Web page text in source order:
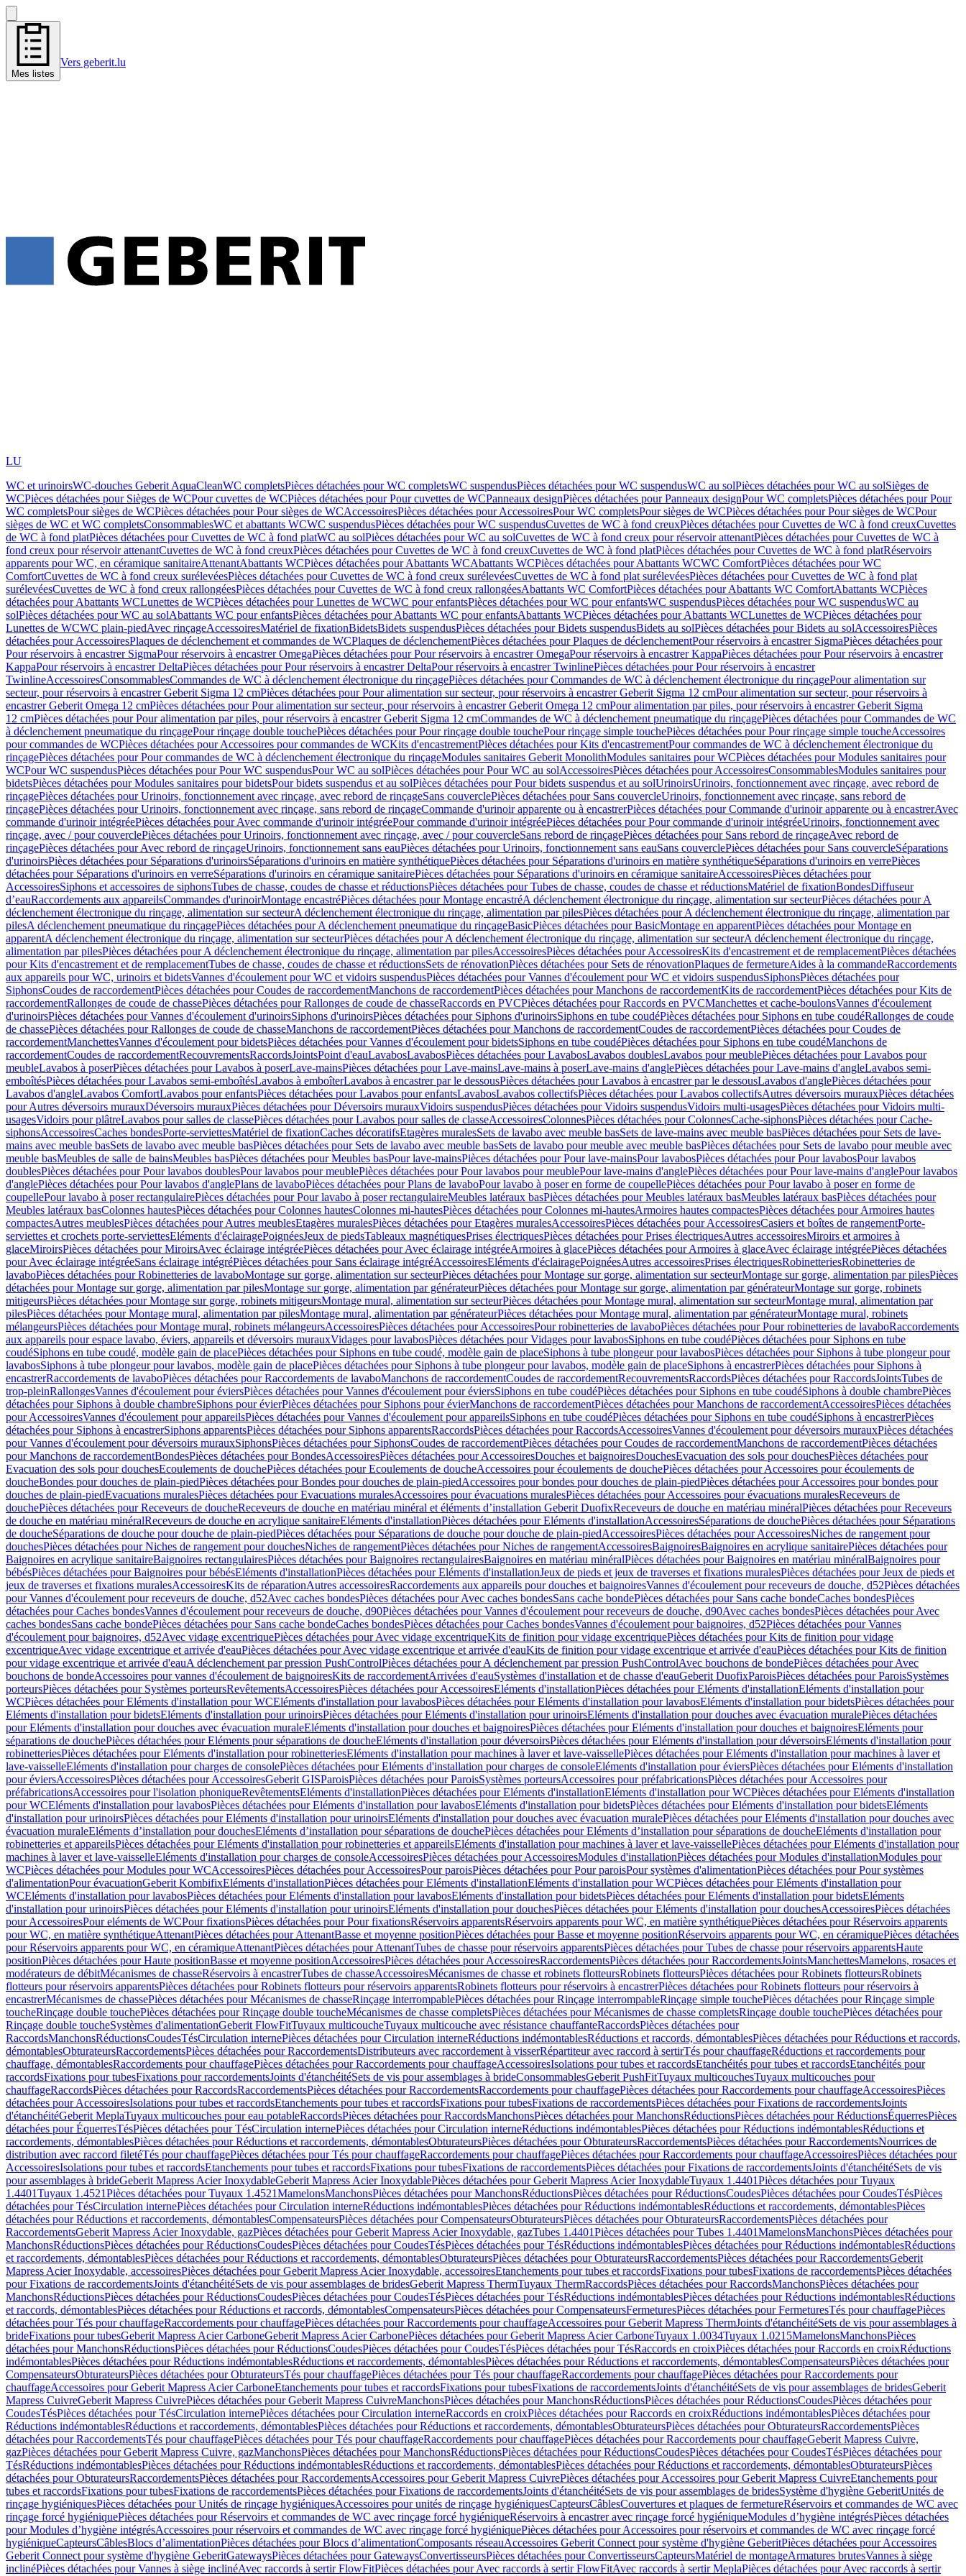
Mes listes
Vers geberit.lu
LU
WC et urinoirsWC-douches Geberit AquaCleanWC completsPièces détachées pour WC completsWC suspendusPièces détachées pour WC suspendusWC au solPièces détachées pour WC au solSièges de
WCPièces détachées pour Sièges de WCPour cuvettes de WCPièces détachées pour Pour cuvettes de WCPanneaux designPièces détachées pour Panneaux designPour WC completsPièces détachées pour Pour
WC completsPour sièges de WCPièces détachées pour Pour sièges de WCAccessoiresPièces détachées pour AccessoiresPour WC completsPour sièges de WCPièces détachées pour Pour sièges de WCPour
sièges de WC et WC completsConsommablesWC et abattants WCWC suspendusPièces détachées pour WC suspendusCuvettes de WC à fond creuxPièces détachées pour Cuvettes de WC à fond creuxCuvettes
de WC à fond platPièces détachées pour Cuvettes de WC à fond platWC au solPièces détachées pour WC au solCuvettes de WC à fond creux pour réservoir attenantPièces détachées pour Cuvettes de WC à
fond creux pour réservoir attenantCuvettes de WC à fond creuxPièces détachées pour Cuvettes de WC à fond creuxCuvettes de WC à fond platPièces détachées pour Cuvettes de WC à fond platRéservoirs
apparents pour WC, en céramique sanitaireAttenantAbattants WCPièces détachées pour Abattants WCAbattants WCPièces détachées pour Abattants WCWC ComfortPièces détachées pour WC
ComfortCuvettes de WC à fond creux surélevéesPièces détachées pour Cuvettes de WC à fond creux surélevéesCuvettes de WC à fond plat surélevéesPièces détachées pour Cuvettes de WC à fond plat
surélevéesCuvettes de WC à fond creux rallongéesPièces détachées pour Cuvettes de WC à fond creux rallongéesAbattants WC ComfortPièces détachées pour Abattants WC ComfortAbattants WCPièces
détachées pour Abattants WCLunettes de WCPièces détachées pour Lunettes de WCWC pour enfantsPièces détachées pour WC pour enfantsWC suspendusPièces détachées pour WC suspendusWC au
solPièces détachées pour WC au solAbattants WC pour enfantsPièces détachées pour Abattants WC pour enfantsAbattants WCPièces détachées pour Abattants WCLunettes de WCPièces détachées pour
Lunettes de WCWC plain-piedAvec rinçageAccessoiresMatériel de fixationBidetsBidets suspendusPièces détachées pour Bidets suspendusBidets au solPièces détachées pour Bidets au solAccessoiresPièces
détachées pour AccessoiresPlaques de déclenchement et commandes de WCPlaques de déclenchementPièces détachées pour Plaques de déclenchementPour réservoirs à encastrer SigmaPièces détachées pour
Pour réservoirs à encastrer SigmaPour réservoirs à encastrer OmegaPièces détachées pour Pour réservoirs à encastrer OmegaPour réservoirs à encastrer KappaPièces détachées pour Pour réservoirs à encastrer
KappaPour réservoirs à encastrer DeltaPièces détachées pour Pour réservoirs à encastrer DeltaPour réservoirs à encastrer TwinlinePièces détachées pour Pour réservoirs à encastrer
TwinlineAccessoiresConsommablesCommandes de WC à déclenchement électronique du rinçagePièces détachées pour Commandes de WC à déclenchement électronique du rinçagePour alimentation sur
secteur, pour réservoirs à encastrer Geberit Sigma 12 cmPièces détachées pour Pour alimentation sur secteur, pour réservoirs à encastrer Geberit Sigma 12 cmPour alimentation sur secteur, pour réservoirs à
encastrer Geberit Omega 12 cmPièces détachées pour Pour alimentation sur secteur, pour réservoirs à encastrer Geberit Omega 12 cmPour alimentation par piles, pour réservoirs à encastrer Geberit Sigma
12 cmPièces détachées pour Pour alimentation par piles, pour réservoirs à encastrer Geberit Sigma 12 cmCommandes de WC à déclenchement pneumatique du rinçagePièces détachées pour Commandes de WC
à déclenchement pneumatique du rinçagePour rinçage double touchePièces détachées pour Pour rinçage double touchePour rinçage simple touchePièces détachées pour Pour rinçage simple toucheAccessoires
pour commandes de WCPièces détachées pour Accessoires pour commandes de WCKits d'encastrementPièces détachées pour Kits d'encastrementPour commandes de WC à déclenchement électronique du
rinçagePièces détachées pour Pour commandes de WC à déclenchement électronique du rinçageModules sanitaires Geberit MonolithModules sanitaires pour WCPièces détachées pour Modules sanitaires pour
WCPour WC suspendusPièces détachées pour Pour WC suspendusPour WC au solPièces détachées pour Pour WC au solAccessoiresPièces détachées pour AccessoiresConsommablesModules sanitaires pour
bidetsPièces détachées pour Modules sanitaires pour bidetsPour bidets suspendus et au solPièces détachées pour Pour bidets suspendus et au solUrinoirsUrinoirs, fonctionnement avec rinçage, avec rebord de
rinçagePièces détachées pour Urinoirs, fonctionnement avec rinçage, avec rebord de rinçageSans couverclePièces détachées pour Sans couvercleUrinoirs, fonctionnement avec rinçage, sans rebord de
rinçagePièces détachées pour Urinoirs, fonctionnement avec rinçage, sans rebord de rinçageCommande d'urinoir apparente ou à encastrerPièces détachées pour Commande d'urinoir apparente ou à encastrerAvec
commande d'urinoir intégréePièces détachées pour Avec commande d'urinoir intégréePour commande d'urinoir intégréePièces détachées pour Pour commande d'urinoir intégréeUrinoirs, fonctionnement avec
rinçage, avec / pour couverclePièces détachées pour Urinoirs, fonctionnement avec rinçage, avec / pour couvercleSans rebord de rinçagePièces détachées pour Sans rebord de rinçageAvec rebord de
rinçagePièces détachées pour Avec rebord de rinçageUrinoirs, fonctionnement sans eauPièces détachées pour Urinoirs, fonctionnement sans eauSans couverclePièces détachées pour Sans couvercleSéparations
d'urinoirsPièces détachées pour Séparations d'urinoirsSéparations d'urinoirs en matière synthétiquePièces détachées pour Séparations d'urinoirs en matière synthétiqueSéparations d'urinoirs en verrePièces
détachées pour Séparations d'urinoirs en verreSéparations d'urinoirs en céramique sanitairePièces détachées pour Séparations d'urinoirs en céramique sanitaireAccessoiresPièces détachées pour
AccessoiresSiphons et accessoires de siphonsTubes de chasse, coudes de chasse et réductionsPièces détachées pour Tubes de chasse, coudes de chasse et réductionsMatériel de fixationBondesDiffuseur
d’eauRaccordements aux appareilsCommandes d'urinoirMontage encastréPièces détachées pour Montage encastréA déclenchement électronique du rinçage, alimentation sur secteurPièces détachées pour A
déclenchement électronique du rinçage, alimentation sur secteurA déclenchement électronique du rinçage, alimentation par pilesPièces détachées pour A déclenchement électronique du rinçage, alimentation par
pilesA déclenchement pneumatique du rinçagePièces détachées pour A déclenchement pneumatique du rinçageBasicPièces détachées pour BasicMontage en apparentPièces détachées pour Montage en
apparentA déclenchement électronique du rinçage, alimentation sur secteurPièces détachées pour A déclenchement électronique du rinçage, alimentation sur secteurA déclenchement électronique du rinçage,
alimentation par pilesPièces détachées pour A déclenchement électronique du rinçage, alimentation par pilesAccessoiresPièces détachées pour AccessoiresKits d'encastrement et de remplacementPièces détachées
pour Kits d'encastrement et de remplacementTubes de chasse, coudes de chasse et réductionsSets de rénovationPièces détachées pour Sets de rénovationPlaques de fermetureAides à la commandeRaccordements
aux appareils pour WC, urinoirs et bidetsVannes d'écoulement pour WC et vidoirs suspendusPièces détachées pour Vannes d'écoulement pour WC et vidoirs suspendusSiphonsPièces détachées pour
SiphonsCoudes de raccordementPièces détachées pour Coudes de raccordementManchons de raccordementPièces détachées pour Manchons de raccordementKits de raccordementPièces détachées pour Kits de
raccordementRallonges de coude de chassePièces détachées pour Rallonges de coude de chasseRaccords en PVCPièces détachées pour Raccords en PVCManchettes et cache-boulonsVannes d'écoulement
d'urinoirsPièces détachées pour Vannes d'écoulement d'urinoirsSiphons d'urinoirsPièces détachées pour Siphons d'urinoirsSiphons en tube coudéPièces détachées pour Siphons en tube coudéRallonges de coude
de chassePièces détachées pour Rallonges de coude de chasseManchons de raccordementPièces détachées pour Manchons de raccordementCoudes de raccordementPièces détachées pour Coudes de
raccordementManchettesVannes d'écoulement pour bidetsPièces détachées pour Vannes d'écoulement pour bidetsSiphons en tube coudéPièces détachées pour Siphons en tube coudéManchons de
raccordementCoudes de raccordementRecouvrementsRaccordsJointsPoint d'eauLavabosLavabosPièces détachées pour LavabosLavabos doublesLavabos pour meublePièces détachées pour Lavabos pour
meubleLavabos à poserPièces détachées pour Lavabos à poserLave-mainsPièces détachées pour Lave-mainsLave-mains à poserLave-mains d'anglePièces détachées pour Lave-mains d'angleLavabos semi-
emboîtésPièces détachées pour Lavabos semi-emboîtésLavabos à emboîterLavabos à encastrer par le dessousPièces détachées pour Lavabos à encastrer par le dessousLavabos d'anglePièces détachées pour
Lavabos d'angleLavabos ComfortLavabos pour enfantsPièces détachées pour Lavabos pour enfantsLavabosLavabos collectifsPièces détachées pour Lavabos collectifsAutres déversoirs murauxPièces détachées
pour Autres déversoirs murauxDéversoirs murauxPièces détachées pour Déversoirs murauxVidoirs suspendusPièces détachées pour Vidoirs suspendusVidoirs multi-usagesPièces détachées pour Vidoirs multi-
usagesVidoirs pour plâtreLavabos pour salles de classePièces détachées pour Lavabos pour salles de classeAccessoiresColonnesPièces détachées pour ColonnesCache-siphonsPièces détachées pour Cache-
siphonsAccessoiresCaches bondesPorte-serviettesMatériel de fixationCaches décoratifsEtagères muralesSets de lavabo avec meuble basSets de lave-mains avec meuble basPièces détachées pour Sets de lave-
mains avec meuble basSets de lavabo avec meuble basPièces détachées pour Sets de lavabo avec meuble basSets de lavabo pour meuble avec meuble basPièces détachées pour Sets de lavabo pour meuble avec
meuble basMeubles de salle de bainsMeubles basPièces détachées pour Meubles basPour lave-mainsPièces détachées pour Pour lave-mainsPour lavabosPièces détachées pour Pour lavabosPour lavabos
doublesPièces détachées pour Pour lavabos doublesPour lavabos pour meublePièces détachées pour Pour lavabos pour meublePour lave-mains d'anglePièces détachées pour Pour lave-mains d'anglePour lavabos
d'anglePièces détachées pour Pour lavabos d'anglePlans de lavaboPièces détachées pour Plans de lavaboPour lavabo à poser en forme de coupellePièces détachées pour Pour lavabo à poser en forme de
coupellePour lavabo à poser rectangulairePièces détachées pour Pour lavabo à poser rectangulaireMeubles latéraux basPièces détachées pour Meubles latéraux basMeubles latéraux basPièces détachées pour
Meubles latéraux basColonnes hautesPièces détachées pour Colonnes hautesColonnes mi-hautesPièces détachées pour Colonnes mi-hautesArmoires hautes compactesPièces détachées pour Armoires hautes
compactesAutres meublesPièces détachées pour Autres meublesEtagères muralesPièces détachées pour Etagères muralesAccessoiresPièces détachées pour AccessoiresCasiers et boîtes de rangementPorte-
serviettes et crochets porte-serviettesEléments d'éclairagePoignéesJeux de piedsTableaux magnétiquesPrises électriquesPièces détachées pour Prises électriquesAutres accessoiresMiroirs et armoires à
glaceMiroirsPièces détachées pour MiroirsAvec éclairage intégréePièces détachées pour Avec éclairage intégréeArmoires à glacePièces détachées pour Armoires à glaceAvec éclairage intégréePièces détachées
pour Avec éclairage intégréeSans éclairage intégréPièces détachées pour Sans éclairage intégréAccessoiresEléments d'éclairagePoignéesAutres accessoiresPrises électriquesRobinetteriesRobinetteries de
lavaboPièces détachées pour Robinetteries de lavaboMontage sur gorge, alimentation sur secteurPièces détachées pour Montage sur gorge, alimentation sur secteurMontage sur gorge, alimentation par pilesPièces
détachées pour Montage sur gorge, alimentation par pilesMontage sur gorge, alimentation par générateurPièces détachées pour Montage sur gorge, alimentation par générateurMontage sur gorge, robinets
mitigeursPièces détachées pour Montage sur gorge, robinets mitigeursMontage mural, alimentation sur secteurPièces détachées pour Montage mural, alimentation sur secteurMontage mural, alimentation par
pilesPièces détachées pour Montage mural, alimentation par pilesMontage mural, alimentation par générateurPièces détachées pour Montage mural, alimentation par générateurMontage mural, robinets
mélangeursPièces détachées pour Montage mural, robinets mélangeursAccessoiresPièces détachées pour AccessoiresPour robinetteries de lavaboPièces détachées pour Pour robinetteries de lavaboRaccordements
aux appareils pour espace lavabo, éviers, appareils et déversoirs murauxVidages pour lavabosPièces détachées pour Vidages pour lavabosSiphons en tube coudéPièces détachées pour Siphons en tube
coudéSiphons en tube coudé, modèle gain de placePièces détachées pour Siphons en tube coudé, modèle gain de placeSiphons à tube plongeur pour lavabosPièces détachées pour Siphons à tube plongeur pour
lavabosSiphons à tube plongeur pour lavabos, modèle gain de placePièces détachées pour Siphons à tube plongeur pour lavabos, modèle gain de placeSiphons à encastrerPièces détachées pour Siphons à
encastrerRaccordements de lavaboPièces détachées pour Raccordements de lavaboManchons de raccordementCoudes de raccordementRecouvrementsRaccordsPièces détachées pour RaccordsJointsTubes de
trop-pleinRallongesVannes d'écoulement pour éviersPièces détachées pour Vannes d'écoulement pour éviersSiphons en tube coudéPièces détachées pour Siphons en tube coudéSiphons à double chambrePièces
détachées pour Siphons à double chambreSiphons pour évierPièces détachées pour Siphons pour évierManchons de raccordementPièces détachées pour Manchons de raccordementAccessoiresPièces détachées
pour AccessoiresVannes d'écoulement pour appareilsPièces détachées pour Vannes d'écoulement pour appareilsSiphons en tube coudéPièces détachées pour Siphons en tube coudéSiphons à encastrerPièces
détachées pour Siphons à encastrerSiphons apparentsPièces détachées pour Siphons apparentsRaccordsPièces détachées pour RaccordsAccessoiresVannes d'écoulement pour déversoirs murauxPièces détachées
pour Vannes d'écoulement pour déversoirs murauxSiphonsPièces détachées pour SiphonsCoudes de raccordementPièces détachées pour Coudes de raccordementManchons de raccordementPièces détachées
pour Manchons de raccordementBondesPièces détachées pour BondesAccessoiresPièces détachées pour AccessoiresDouches et baignoiresDouchesEvacuation des sols pour douchesPièces détachées pour
Evacuation des sols pour douchesEcoulements de douchePièces détachées pour Ecoulements de doucheAccessoires pour écoulements de douchePièces détachées pour Accessoires pour écoulements de
doucheBondes pour douches de plain-piedPièces détachées pour Bondes pour douches de plain-piedAccessoires pour bondes pour douches de plain-piedPièces détachées pour Accessoires pour bondes pour
douches de plain-piedEvacuations muralesPièces détachées pour Evacuations muralesAccessoires pour évacuations muralesPièces détachées pour Accessoires pour évacuations muralesReceveurs de
douchePièces détachées pour Receveurs de doucheReceveurs de douche en matériau minéral et éléments d’installation Geberit DuofixReceveurs de douche en matériau minéralPièces détachées pour Receveurs
de douche en matériau minéralReceveurs de douche en acrylique sanitaireEléments d'installationPièces détachées pour Eléments d'installationAccessoiresSéparations de douchePièces détachées pour Séparations
de doucheSéparations de douche pour douche de plain-piedPièces détachées pour Séparations de douche pour douche de plain-piedAccessoiresPièces détachées pour AccessoiresNiches de rangement pour
douchesPièces détachées pour Niches de rangement pour douchesNiches de rangementPièces détachées pour Niches de rangementAccessoiresBaignoiresBaignoires en acrylique sanitairePièces détachées pour
Baignoires en acrylique sanitaireBaignoires rectangulairesPièces détachées pour Baignoires rectangulairesBaignoires en matériau minéralPièces détachées pour Baignoires en matériau minéralBaignoires pour
bébésPièces détachées pour Baignoires pour bébésEléments d'installationPièces détachées pour Eléments d'installationJeux de pieds et jeux de traverses et fixations muralesPièces détachées pour Jeux de pieds et
jeux de traverses et fixations muralesAccessoiresKits de réparationAutres accessoiresRaccordements aux appareils pour douches et baignoiresVannes d'écoulement pour receveurs de douche, d52Pièces détachées
pour Vannes d'écoulement pour receveurs de douche, d52Avec caches bondesPièces détachées pour Avec caches bondesSans cache bondePièces détachées pour Sans cache bondeCaches bondesPièces
détachées pour Caches bondesVannes d'écoulement pour receveurs de douche, d90Pièces détachées pour Vannes d'écoulement pour receveurs de douche, d90Avec caches bondesPièces détachées pour Avec
caches bondesSans cache bondePièces détachées pour Sans cache bondeCaches bondesPièces détachées pour Caches bondesVannes d'écoulement pour baignoires, d52Pièces détachées pour Vannes
d'écoulement pour baignoires, d52Avec vidage excentriquePièces détachées pour Avec vidage excentriqueKits de finition pour vidage excentriquePièces détachées pour Kits de finition pour vidage
excentriqueAvec vidage excentrique et arrivée d'eauPièces détachées pour Avec vidage excentrique et arrivée d'eauKits de finition pour vidage excentrique et arrivée d'eauPièces détachées pour Kits de finition
pour vidage excentrique et arrivée d'eauA déclenchement par pression PushControlPièces détachées pour A déclenchement par pression PushControlAvec bouchons de bondePièces détachées pour Avec
bouchons de bondeAccessoires pour vannes d'écoulement de baignoiresKits de raccordementArrivées d'eauSystèmes d'installation et de chasse d'eauGeberit DuofixParoisPièces détachées pour ParoisSystèmes
porteursPièces détachées pour Systèmes porteursRevêtementsAccessoiresPièces détachées pour AccessoiresEléments d'installationPièces détachées pour Eléments d'installationEléments d'installation pour
WCPièces détachées pour Eléments d'installation pour WCEléments d'installation pour lavabosPièces détachées pour Eléments d'installation pour lavabosEléments d'installation pour bidetsPièces détachées pour
Eléments d'installation pour bidetsEléments d'installation pour urinoirsPièces détachées pour Eléments d'installation pour urinoirsEléments d'installation pour douches avec évacuation muralePièces détachées
pour Eléments d'installation pour douches avec évacuation muraleEléments d'installation pour douches et baignoiresPièces détachées pour Eléments d'installation pour douches et baignoiresEléments pour
séparations de douchePièces détachées pour Eléments pour séparations de doucheEléments d'installation pour déversoirsPièces détachées pour Eléments d'installation pour déversoirsEléments d'installation pour
robinetteriesPièces détachées pour Eléments d'installation pour robinetteriesEléments d'installation pour machines à laver et lave-vaissellePièces détachées pour Eléments d'installation pour machines à laver et
lave-vaisselleEléments d'installation pour charges de consolePièces détachées pour Eléments d'installation pour charges de consoleEléments d'installation pour éviersPièces détachées pour Eléments d'installation
pour éviersAccessoiresPièces détachées pour AccessoiresGeberit GISParoisPièces détachées pour ParoisSystèmes porteursAccessoires pour préfabricationsPièces détachées pour Accessoires pour
préfabricationsAccessoires pour l'isolation phoniqueRevêtementsEléments d'installationPièces détachées pour Eléments d'installationEléments d'installation pour WCPièces détachées pour Eléments d'installation
pour WCEléments d'installation pour lavabosPièces détachées pour Eléments d'installation pour lavabosEléments d'installation pour bidetsPièces détachées pour Eléments d'installation pour bidetsEléments
d'installation pour urinoirsPièces détachées pour Eléments d'installation pour urinoirsEléments d'installation pour douches avec évacuation muralePièces détachées pour Eléments d'installation pour douches avec
évacuation muraleEléments d’installation pour douchesEléments d’installation pour séparations de douchePièces détachées pour Eléments d’installation pour séparations de doucheEléments d'installation pour
robinetteries et appareilsPièces détachées pour Eléments d'installation pour robinetteries et appareilsEléments d'installation pour machines à laver et lave-vaissellePièces détachées pour Eléments d'installation pour
machines à laver et lave-vaisselleEléments d'installation pour charges de consoleAccessoiresPièces détachées pour AccessoiresModules d'installationPièces détachées pour Modules d'installationModules pour
WCPièces détachées pour Modules pour WCAccessoiresPièces détachées pour AccessoiresPour paroisPièces détachées pour Pour paroisPour systèmes d'alimentationPièces détachées pour Pour systèmes
d'alimentationPour évacuationGeberit KombifixEléments d'installationPièces détachées pour Eléments d'installationEléments d'installation pour WCPièces détachées pour Eléments d'installation pour
WCEléments d'installation pour lavabosPièces détachées pour Eléments d'installation pour lavabosEléments d'installation pour bidetsPièces détachées pour Eléments d'installation pour bidetsEléments
d'installation pour urinoirsPièces détachées pour Eléments d'installation pour urinoirsEléments d'installation pour douchesPièces détachées pour Eléments d'installation pour douchesAccessoiresPièces détachées
pour AccessoiresPour eléments de WCPour fixationsPièces détachées pour Pour fixationsRéservoirs apparentsRéservoirs apparents pour WC, en matière synthétiquePièces détachées pour Réservoirs apparents
pour WC, en matière synthétiqueAttenantPièces détachées pour AttenantBasse et moyenne positionPièces détachées pour Basse et moyenne positionRéservoirs apparents pour WC, en céramiquePièces détachées
pour Réservoirs apparents pour WC, en céramiqueAttenantPièces détachées pour AttenantTubes de chasse pour réservoirs apparentsPièces détachées pour Tubes de chasse pour réservoirs apparentsHaute
positionPièces détachées pour Haute positionBasse et moyenne positionAccessoiresPièces détachées pour AccessoiresRaccordementsPièces détachées pour RaccordementsJointsManchettesMamelons, rosaces et
modérateurs de débitMécanismes de chasseRéservoirs à encastrerTubes de chasseAccessoiresMécanismes de chasse et robinets flotteursRobinets flotteursPièces détachées pour Robinets flotteursRobinets
flotteurs pour réservoirs apparentsPièces détachées pour Robinets flotteurs pour réservoirs apparentsRobinets flotteurs pour réservoirs à encastrerPièces détachées pour Robinets flotteurs pour réservoirs à
encastrerMécanismes de chassePièces détachées pour Mécanismes de chasseRinçage interrompablePièces détachées pour Rinçage interrompableRinçage simple touchePièces détachées pour Rinçage simple
toucheRinçage double touchePièces détachées pour Rinçage double toucheMécanismes de chasse completsPièces détachées pour Mécanismes de chasse completsRinçage double touchePièces détachées pour
Rinçage double toucheSystèmes d'alimentationGeberit FlowFitTuyaux multicoucheTuyaux multicouche avec résistance chauffanteRaccordsPièces détachées pour
RaccordsManchonsRéductionsCoudesTésCirculation internePièces détachées pour Circulation interneRéductions indémontablesRéductions et raccords, démontablesPièces détachées pour Réductions et raccords,
démontablesObturateursRaccordementsPièces détachées pour RaccordementsDistributeurs avec raccordement à visserRépartiteur avec raccord à sertirTés pour chauffageRéductions et raccordements pour
chauffage, démontablesRaccordements pour chauffagePièces détachées pour Raccordements pour chauffageAccessoiresIsolations pour tubes et raccordsEtanchéités pour tubes et raccordsEtanchéités pour
raccordsFixations pour tubesFixations pour raccordementsJoints d'étanchéitéSets de vis pour assemblages à brideConsommablesGeberit PushFitTuyaux multicouchesTuyaux multicouches pour
chauffageRaccordsPièces détachées pour RaccordsRaccordementsPièces détachées pour RaccordementsRaccordements pour chauffagePièces détachées pour Raccordements pour chauffageAccessoiresPièces
détachées pour AccessoiresIsolations pour tubes et raccordsEtanchements pour tubes et raccordsFixations pour tubesFixations de raccordementsPièces détachées pour Fixations de raccordementsJoints
d'étanchéitéGeberit MeplaTuyaux multicouches pour eau potableRaccordsPièces détachées pour RaccordsManchonsPièces détachées pour ManchonsRéductionsPièces détachées pour RéductionsÉquerresPièces
détachées pour ÉquerresTésPièces détachées pour TésCirculation internePièces détachées pour Circulation interneRéductions indémontablesPièces détachées pour Réductions indémontablesRéductions et
raccordements, démontablesPièces détachées pour Réductions et raccordements, démontablesObturateursPièces détachées pour ObturateursRaccordementsPièces détachées pour RaccordementsNourrices de
distribution avec raccord filetéTés pour chauffagePièces détachées pour Tés pour chauffageRaccordements pour chauffagePièces détachées pour Raccordements pour chauffageAccessoiresPièces détachées pour
AccessoiresIsolations pour tubes et raccordsEtanchements pour tubes et raccordsFixations pour tubesFixations de raccordementsPièces détachées pour Fixations de raccordementsJoints d'étanchéitéSets de vis
pour assemblages à brideGeberit Mapress Acier InoxydableGeberit Mapress Acier InoxydablePièces détachées pour Geberit Mapress Acier InoxydableTuyaux 1.4401Pièces détachées pour Tuyaux
1.4401Tuyaux 1.4521Pièces détachées pour Tuyaux 1.4521MamelonsManchonsPièces détachées pour ManchonsRéductionsPièces détachées pour RéductionsCoudesPièces détachées pour CoudesTésPièces
détachées pour TésCirculation internePièces détachées pour Circulation interneRéductions indémontablesPièces détachées pour Réductions indémontablesRéductions et raccordements, démontablesPièces
détachées pour Réductions et raccordements, démontablesCompensateursPièces détachées pour CompensateursObturateursPièces détachées pour ObturateursRaccordementsPièces détachées pour
RaccordementsGeberit Mapress Acier Inoxydable, gazPièces détachées pour Geberit Mapress Acier Inoxydable, gazTubes 1.4401Pièces détachées pour Tubes 1.4401MamelonsManchonsPièces détachées pour
ManchonsRéductionsPièces détachées pour RéductionsCoudesPièces détachées pour CoudesTésPièces détachées pour TésRéductions indémontablesPièces détachées pour Réductions indémontablesRéductions
et raccordements, démontablesPièces détachées pour Réductions et raccordements, démontablesObturateursPièces détachées pour ObturateursRaccordementsPièces détachées pour RaccordementsGeberit
Mapress Acier Inoxydable, accessoiresPièces détachées pour Geberit Mapress Acier Inoxydable, accessoiresEtanchements pour tubes et raccordsFixations pour tubesFixations de raccordementsPièces détachées
pour Fixations de raccordementsJoints d'étanchéitéSets de vis pour assemblages de bridesGeberit Mapress ThermTuyaux ThermRaccordsPièces détachées pour RaccordsManchonsPièces détachées pour
ManchonsRéductionsPièces détachées pour RéductionsCoudesPièces détachées pour CoudesTésPièces détachées pour TésRéductions indémontablesPièces détachées pour Réductions indémontablesRéductions
et raccords, démontablesPièces détachées pour Réductions et raccords, démontablesCompensateursPièces détachées pour CompensateursFermeturesPièces détachées pour FermeturesTés pour chauffagePièces
détachées pour Tés pour chauffageRaccordements pour chauffagePièces détachées pour Raccordements pour chauffageAccessoires pour Geberit Mapress ThermJoints d'étanchéitéSets de vis pour assemblages à
brideFixations pour tubesGeberit Mapress Acier CarboneGeberit Mapress Acier CarbonePièces détachées pour Geberit Mapress Acier CarboneTuyaux 1.0034Tuyaux 1.0215MamelonsManchonsPièces
détachées pour ManchonsRéductionsPièces détachées pour RéductionsCoudesPièces détachées pour CoudesTésPièces détachées pour TésRaccords en croixPièces détachées pour Raccords en croixRéductions
indémontablesPièces détachées pour Réductions indémontablesRéductions et raccordements, démontablesPièces détachées pour Réductions et raccordements, démontablesCompensateursPièces détachées pour
CompensateursObturateursPièces détachées pour ObturateursTés pour chauffagePièces détachées pour Tés pour chauffageRaccordements pour chauffagePièces détachées pour Raccordements pour
chauffageAccessoires pour Geberit Mapress Acier CarboneEtanchements pour tubes et raccordsFixations pour tubesFixations de raccordementsJoints d'étanchéitéSets de vis pour assemblages de bridesGeberit
Mapress CuivreGeberit Mapress CuivrePièces détachées pour Geberit Mapress CuivreManchonsPièces détachées pour ManchonsRéductionsPièces détachées pour RéductionsCoudesPièces détachées pour
CoudesTésPièces détachées pour TésCirculation internePièces détachées pour Circulation interneRaccords en croixPièces détachées pour Raccords en croixRéductions indémontablesPièces détachées pour
Réductions indémontablesRéductions et raccordements, démontablesPièces détachées pour Réductions et raccordements, démontablesObturateursPièces détachées pour ObturateursRaccordementsPièces
détachées pour RaccordementsTés pour chauffagePièces détachées pour Tés pour chauffageRaccordements pour chauffagePièces détachées pour Raccordements pour chauffageGeberit Mapress Cuivre,
gazPièces détachées pour Geberit Mapress Cuivre, gazManchonsPièces détachées pour ManchonsRéductionsPièces détachées pour RéductionsCoudesPièces détachées pour CoudesTésPièces détachées pour
TésRéductions indémontablesPièces détachées pour Réductions indémontablesRéductions et raccordements, démontablesPièces détachées pour Réductions et raccordements, démontablesObturateursPièces
détachées pour ObturateursRaccordementsPièces détachées pour RaccordementsAccessoires pour Geberit Mapress CuivrePièces détachées pour Accessoires pour Geberit Mapress CuivreEtanchements pour
tubes et raccordsFixations pour tubesFixations de raccordementsPièces détachées pour Fixations de raccordementsJoints d'étanchéitéSets de vis pour assemblages de bridesSystème d'hygiène GeberitUnités de
rinçage hygiéniquesPièces détachées pour Unités de rinçage hygiéniquesAccessoires pour unités de rinçage hygiéniquesCapteursCâblesCouvertures et plaques de fermetureRéservoirs et commandes de WC avec
rinçage forcé hygiéniquePièces détachées pour Réservoirs et commandes de WC avec rinçage forcé hygiéniqueRéservoirs à encastrer avec rinçage forcé hygiéniqueModules d’hygiène intégrésPièces détachées
pour Modules d’hygiène intégrésAccessoires pour réservoirs et commandes de WC avec rinçage forcé hygiéniquePièces détachées pour Accessoires pour réservoirs et commandes de WC avec rinçage forcé
hygiéniqueCapteursCâblesBlocs d’alimentationPièces détachées pour Blocs d’alimentationComposants réseauAccessoires Geberit Connect pour système d'hygiène GeberitPièces détachées pour Accessoires
Geberit Connect pour système d'hygiène GeberitGatewaysPièces détachées pour GatewaysConvertisseursPièces détachées pour ConvertisseursCapteursMatériel de montageArmatures brutesVannes à siège
inclinéPièces détachées pour Vannes à siège inclinéAvec raccords à sertir FlowFitPièces détachées pour Avec raccords à sertir FlowFitAvec raccords à sertir MeplaPièces détachées pour Avec raccords à sertir